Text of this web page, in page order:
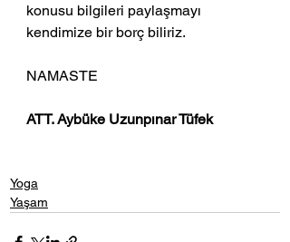
konusu bilgileri paylaşmayı
kendimize bir borç biliriz.
NAMASTE
ATT. Aybüke Uzunpınar Tüfek
Yoga
Yaşam